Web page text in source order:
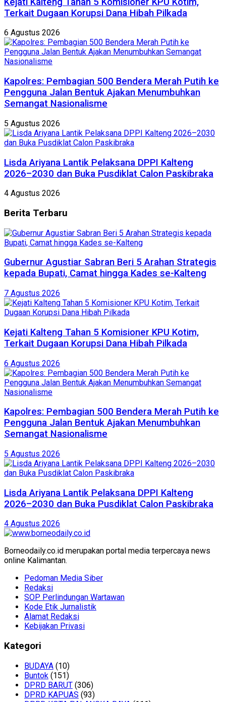
Terkait Dugaan Korupsi Dana Hibah Pilkada
6 Agustus 2026
Kapolres: Pembagian 500 Bendera Merah Putih ke
Pengguna Jalan Bentuk Ajakan Menumbuhkan
Semangat Nasionalisme
5 Agustus 2026
Lisda Ariyana Lantik Pelaksana DPPI Kalteng
2026–2030 dan Buka Pusdiklat Calon Paskibraka
4 Agustus 2026
Berita Terbaru
Gubernur Agustiar Sabran Beri 5 Arahan Strategis
kepada Bupati, Camat hingga Kades se-Kalteng
7 Agustus 2026
Kejati Kalteng Tahan 5 Komisioner KPU Kotim,
Terkait Dugaan Korupsi Dana Hibah Pilkada
6 Agustus 2026
Kapolres: Pembagian 500 Bendera Merah Putih ke
Pengguna Jalan Bentuk Ajakan Menumbuhkan
Semangat Nasionalisme
5 Agustus 2026
Lisda Ariyana Lantik Pelaksana DPPI Kalteng
2026–2030 dan Buka Pusdiklat Calon Paskibraka
4 Agustus 2026
Borneodaily.co.id merupakan portal media terpercaya news
online Kalimantan.
Pedoman Media Siber
Redaksi
SOP Perlindungan Wartawan
Kode Etik Jurnalistik
Alamat Redaksi
Kebijakan Privasi
Kategori
BUDAYA (10)
Buntok (151)
DPRD BARUT (306)
DPRD KAPUAS (93)